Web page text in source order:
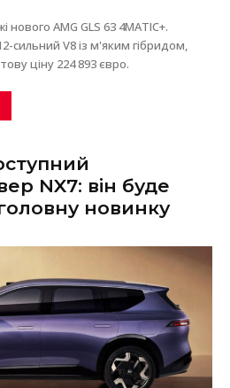
AMG GLS 63 4MATIC+.
сильний V8 із м'яким гібридом,
ціну 224 893 євро.
NX7: він буде
новинку